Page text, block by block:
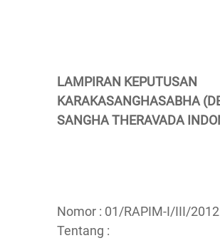
LAMPIRAN KEPUTUSAN
KARAKASANGHASABHA
SANGHA THERAVADA
Nomor : 01/RAPIM-I/III/2012
Tentang :